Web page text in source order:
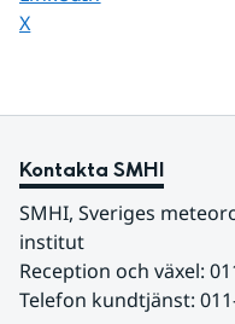
Dela sidan på
X
Kontakta SMHI
SMHI, Sveriges
institut
Reception och växel:
Telefon kundtjänst: